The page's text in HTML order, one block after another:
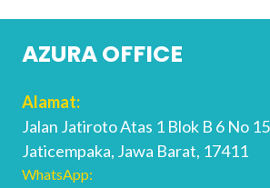
AZURA OFFICE
Alamat:
Jalan Jatiroto Atas 1 Blok B 6 No
Jaticempaka, Jawa Barat, 17411
WhatsApp: